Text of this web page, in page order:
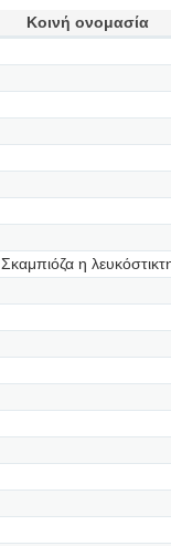
Κοινή ονομασία
Σκαμπιόζα η